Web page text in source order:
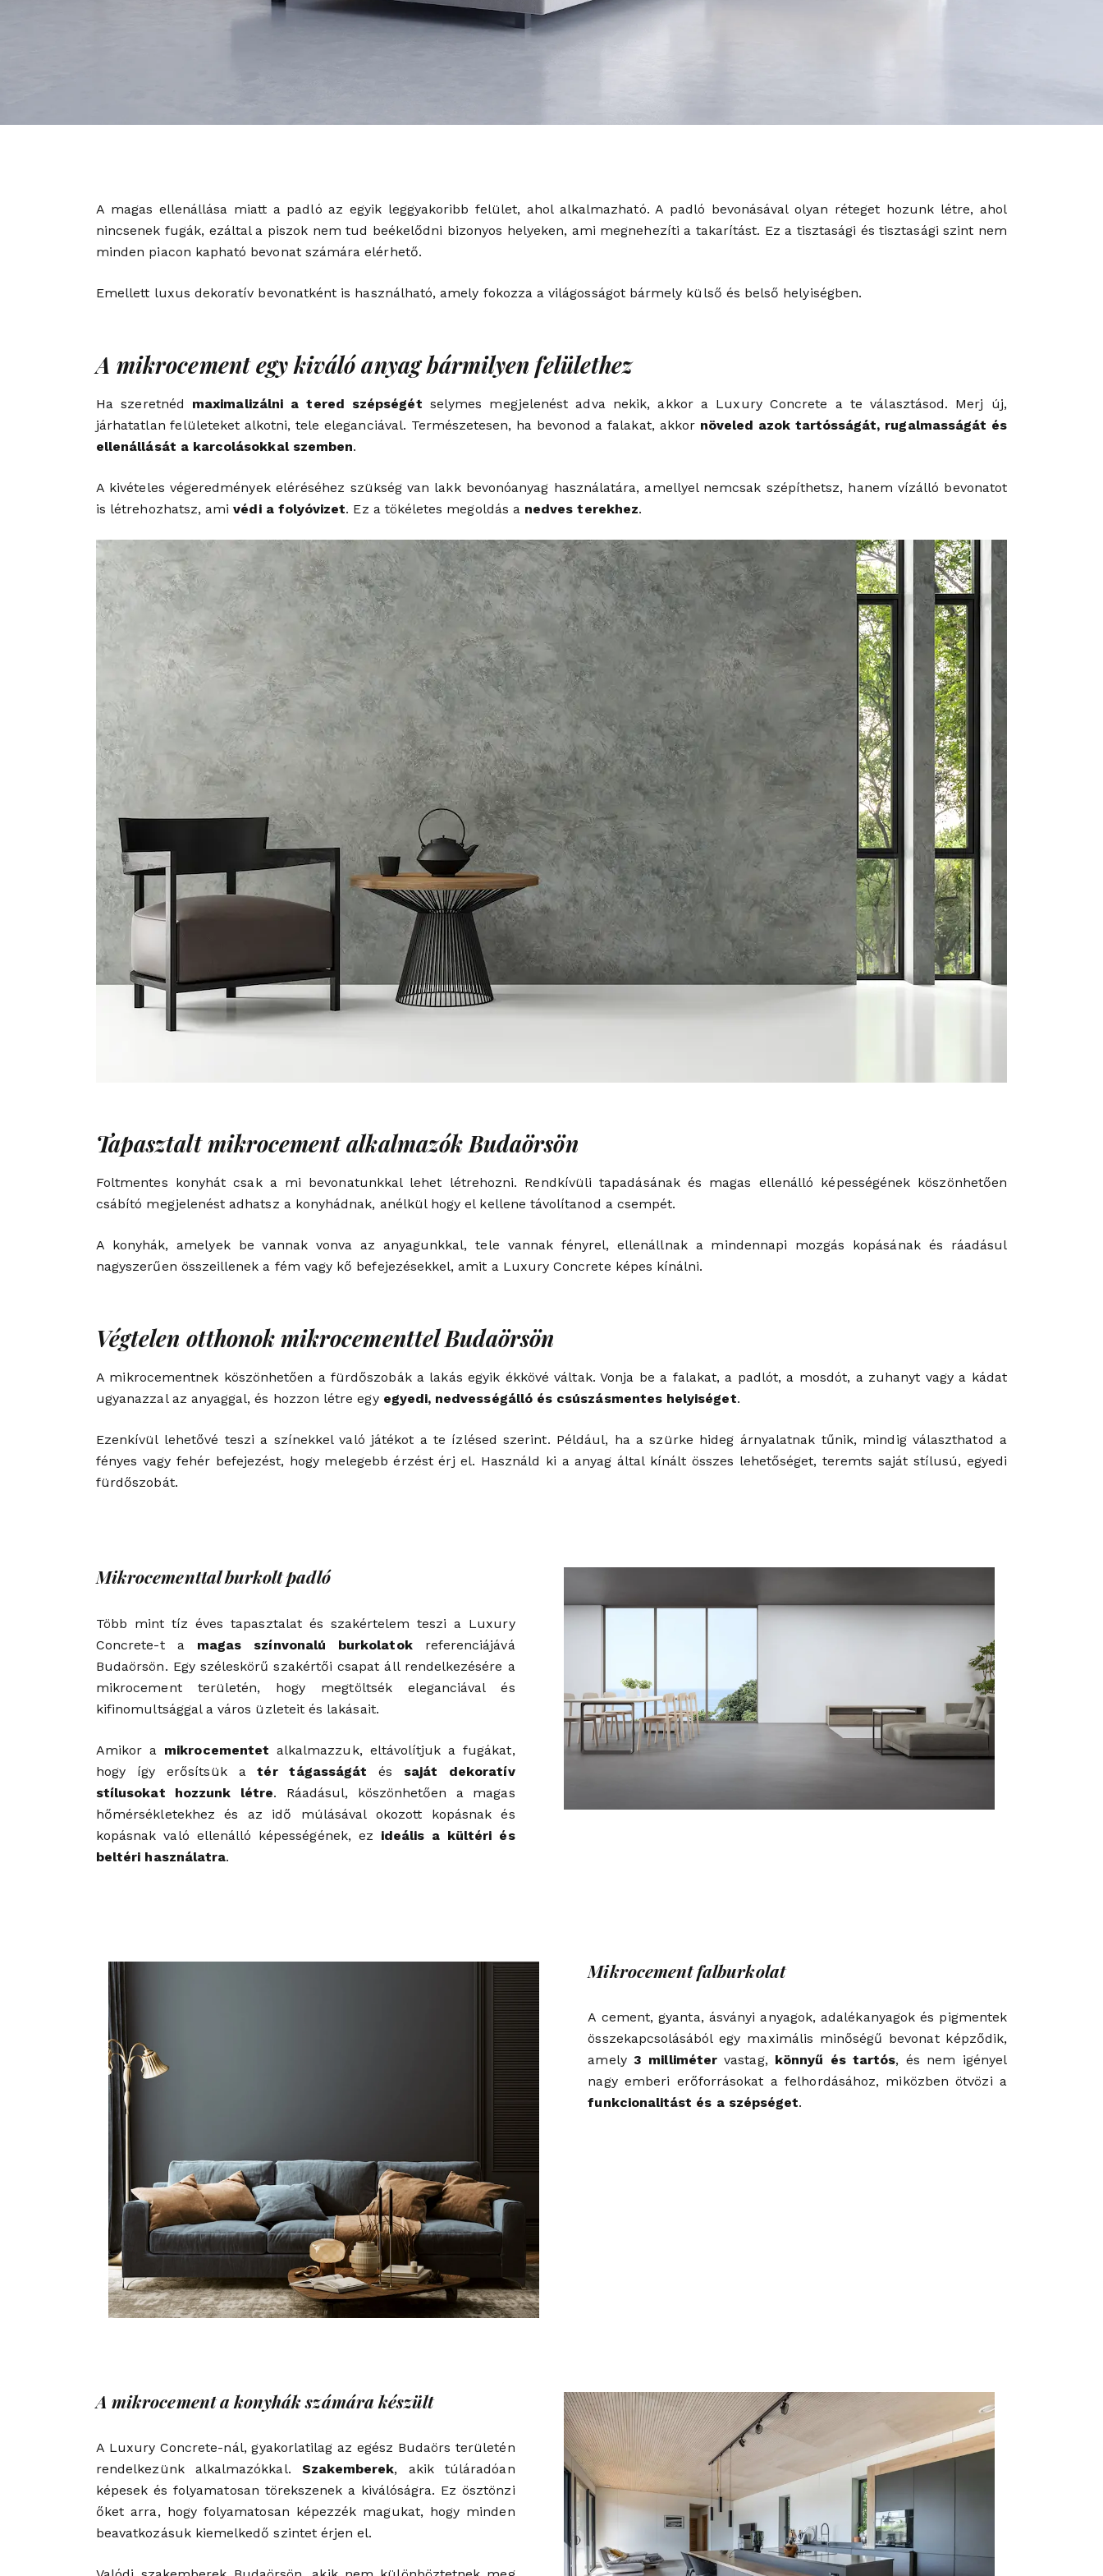
A magas ellenállása miatt a padló az egyik leggyakoribb felület, ahol alkalmazható. A padló bevonásával olyan réteget hozunk létre, ahol
nincsenek fugák, ezáltal a piszok nem tud beékelődni bizonyos helyeken, ami megnehezíti a takarítást. Ez a tisztasági és tisztasági szint nem
minden piacon kapható bevonat számára elérhető.
Emellett luxus dekoratív bevonatként is használható, amely fokozza a világosságot bármely külső és belső helyiségben.
A mikrocement egy kiváló anyag bármilyen felülethez
Ha szeretnéd maximalizálni a tered szépségét selymes megjelenést adva nekik, akkor a Luxury Concrete a te választásod. Merj új,
járhatatlan felületeket alkotni, tele eleganciával. Természetesen, ha bevonod a falakat, akkor növeled azok tartósságát, rugalmasságát és
ellenállását a karcolásokkal szemben.
A kivételes végeredmények eléréséhez szükség van lakk bevonóanyag használatára, amellyel nemcsak szépíthetsz, hanem vízálló bevonatot
is létrehozhatsz, amivédi a folyóvizet. Ez a tökéletes megoldás a nedves terekhez.
Tapasztalt mikrocement alkalmazók Budaörsön
Foltmentes konyhát csak a mi bevonatunkkal lehet létrehozni. Rendkívüli tapadásának és magas ellenálló képességének köszönhetően
csábító megjelenést adhatsz a konyhádnak, anélkül hogy el kellene távolítanod a csempét.
A konyhák, amelyek be vannak vonva az anyagunkkal, tele vannak fényrel, ellenállnak a mindennapi mozgás kopásának és ráadásul
nagyszerűen összeillenek a fém vagy kő befejezésekkel, amit a Luxury Concrete képes kínálni.
Végtelen otthonok mikrocementtel Budaörsön
A mikrocementnek köszönhetően a fürdőszobák a lakás egyik ékkövé váltak. Vonja be a falakat, a padlót, a mosdót, a zuhanyt vagy a kádat
ugyanazzal az anyaggal, és hozzon létre egy egyedi, nedvességálló és csúszásmentes helyiséget.
Ezenkívül lehetővé teszi a színekkel való játékot a te ízlésed szerint. Például, ha a szürke hideg árnyalatnak tűnik, mindig választhatod a
fényes vagy fehér befejezést, hogy melegebb érzést érj el. Használd ki a anyag által kínált összes lehetőséget, teremts saját stílusú, egyedi
fürdőszobát.
Mikrocementtal burkolt padló
Több mint tíz éves tapasztalat és szakértelem teszi a Luxury
Concrete-t a magas színvonalú burkolatokreferenciájává
Budaörsön. Egy széleskörű szakértői csapat áll rendelkezésére a
mikrocement területén, hogy megtöltsék eleganciával és
kifinomultsággal a város üzleteit és lakásait.
Amikor a mikrocementet alkalmazzuk, eltávolítjuk a fugákat,
hogy így erősítsük atér tágasságát és saját dekoratív
stílusokat hozzunk létre. Ráadásul, köszönhetően a magas
hőmérsékletekhez és az idő múlásával okozott kopásnak és
kopásnak való ellenálló képességének, ez ideális a kültéri és
beltéri használatra.
Mikrocement falburkolat
A cement, gyanta, ásványi anyagok, adalékanyagok és pigmentek
összekapcsolásából egy maximális minőségű bevonat képződik,
amely 3 millimétervastag, könnyű és tartós, és nem igényel
nagy emberi erőforrásokat a felhordásához, miközben ötvözi a
funkcionalitást és a szépséget.
A mikrocement a konyhák számára készült
A Luxury Concrete-nál, gyakorlatilag az egész Budaörs területén
rendelkezünk alkalmazókkal. Szakemberek, akik túláradóan
képesek és folyamatosan törekszenek a kiválóságra. Ez ösztönzi
őket arra, hogy folyamatosan képezzék magukat, hogy minden
beavatkozásuk kiemelkedő szintet érjen el.